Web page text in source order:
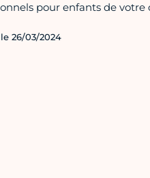
pour enfants de votre
26/03/2024